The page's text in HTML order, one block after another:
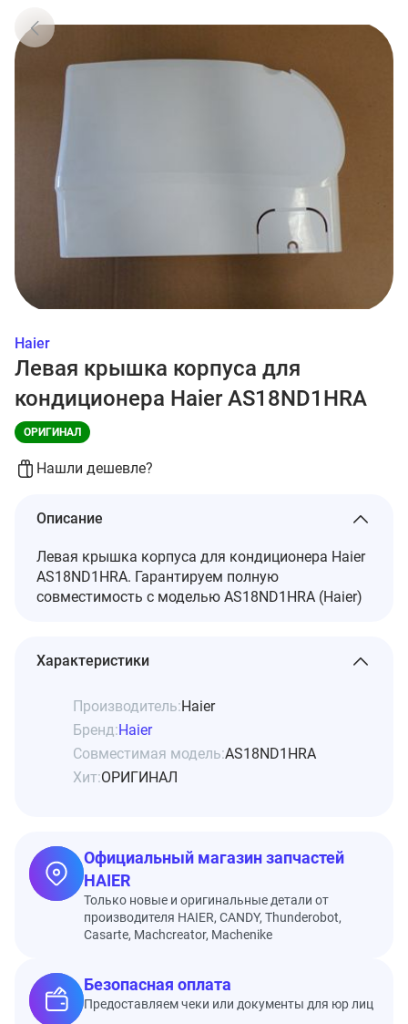
Haier
Левая крышка корпуса для
кондиционера Haier AS18ND1HRA
ОРИГИНАЛ
Нашли дешевле?
Описание
Левая крышка корпуса для кондиционера Haier
AS18ND1HRA. Гарантируем полную
совместимость с моделью AS18ND1HRA (Haier)
Характеристики
Производитель:Haier
Бренд:Haier
Совместимая модель:AS18ND1HRA
Хит:ОРИГИНАЛ
Официальный магазин запчастей
HAIER
Только новые и оригинальные детали от
производителя HAIER, CANDY, Thunderobot,
Casarte, Machcreator, Machenike
Безопасная оплата
Предоставляем чеки или документы для юр лиц